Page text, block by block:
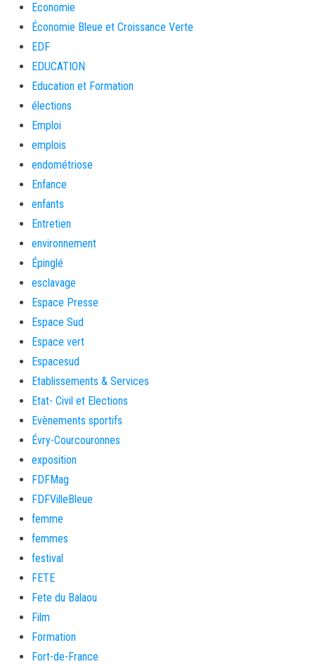
Economie
Économie Bleue et Croissance Verte
EDF
EDUCATION
Education et Formation
élections
Emploi
emplois
endométriose
Enfance
enfants
Entretien
environnement
Épinglé
esclavage
Espace Presse
Espace Sud
Espace vert
Espacesud
Etablissements & Services
Etat- Civil et Elections
Evènements sportifs
Évry-Courcouronnes
exposition
FDFMag
FDFVilleBleue
femme
femmes
festival
FETE
Fete du Balaou
Film
Formation
Fort-de-France